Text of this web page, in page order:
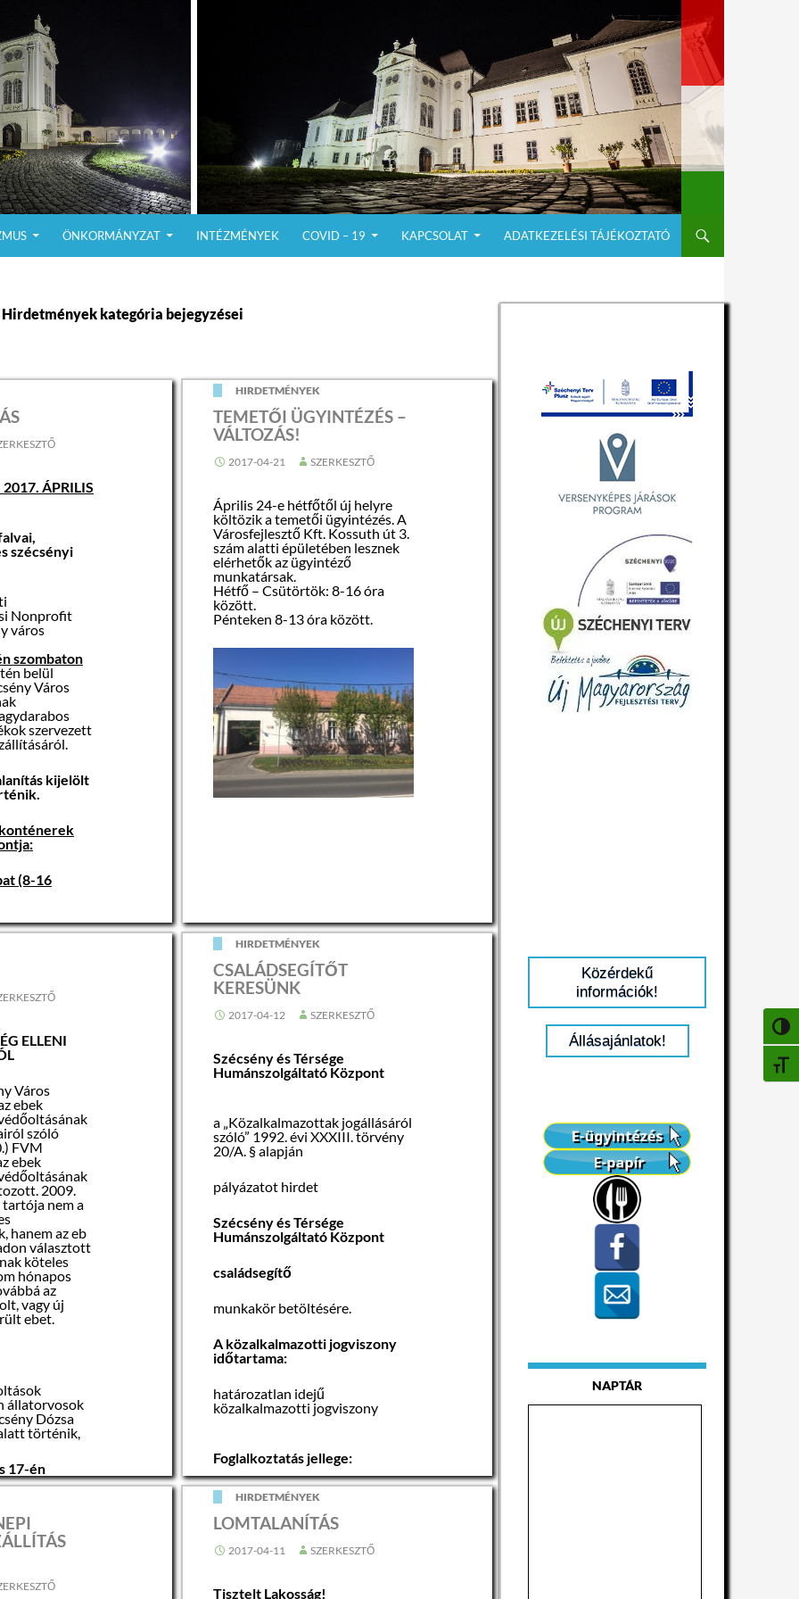
ÖNKORMÁNYZAT INTÉZMÉNYEK COVID – 19 KAPCSOLAT ADATKEZELÉSI TÁJÉKOZTATÓ
Hirdetmények kategória bejegyzései
ÁPRILIS
szécsényi
Nonprofit
város
szombaton
belül
Város
szervezett
kijelölt
(8-16
az ÉMÁSZ
parton.
lehet majd
útra a
kérem
a vegyes
29-én
majd az
a
8-16óra
hogy
kijelölt
vagy a
kívül
von
bírság is
a
HIRDETMÉNYEK
TEMETŐI ÜGYINTÉZÉS –
VÁLTOZÁS!
2017-04-21 SZERKESZTŐ
Április 24-e hétfőtől új helyre
költözik a temetői ügyintézés. A
Városfejlesztő Kft. Kossuth út 3.
szám alatti épületében lesznek
elérhetők az ügyintéző
munkatársak.
Hétfő – Csütörtök: 8-16 óra
között.
Pénteken 8-13 óra között.
ELLENI
Város
ebek
szóló
FVM
ebek
2009.
nem a
hanem az eb
választott
köteles
hónapos
az
vagy új
ebet.
állatorvosok
Dózsa
történik,
17-én
1700-1800
május 4-
HIRDETMÉNYEK
CSALÁDSEGÍTŐT
KERESÜNK
2017-04-12 SZERKESZTŐ
Szécsény és Térsége
Humánszolgáltató Központ
a „Közalkalmazottak jogállásáról
szóló” 1992. évi XXXIII. törvény
20/A. § alapján
pályázatot hirdet
Szécsény és Térsége
Humánszolgáltató Központ
családsegítő
munkakör betöltésére.
A közalkalmazotti jogviszony
időtartama:
határozatlan idejű
közalkalmazotti jogviszony
Foglalkoztatás jellege:
Teljes munkaidő
A munkavégzés helye:
HIRDETMÉNYEK
LOMTALANÍTÁS
2017-04-11 SZERKESZTŐ
Tisztelt Lakosság!
Közérdekű
információk!
Állásajánlatok!
NAPTÁR